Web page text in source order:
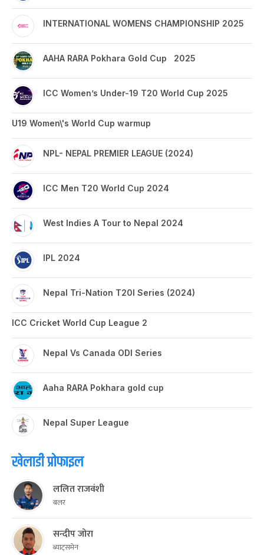
INTERNATIONAL WOMENS CHAMPIONSHIP 2025
AAHA RARA Pokhara Gold Cup 2025
ICC Women’s Under-19 T20 World Cup 2025
U19 Women\'s World Cup warmup
NPL- NEPAL PREMIER LEAGUE (2024)
ICC Men T20 World Cup 2024
West Indies A Tour to Nepal 2024
IPL 2024
Nepal Tri-Nation T20I Series (2024)
ICC Cricket World Cup League 2
Nepal Vs Canada ODI Series
Aaha RARA Pokhara gold cup
Nepal Super League
खेलाडी प्रोफाइल
ललित राजवंशी
बलर
सन्दीप जोरा
ब्याट्समेन